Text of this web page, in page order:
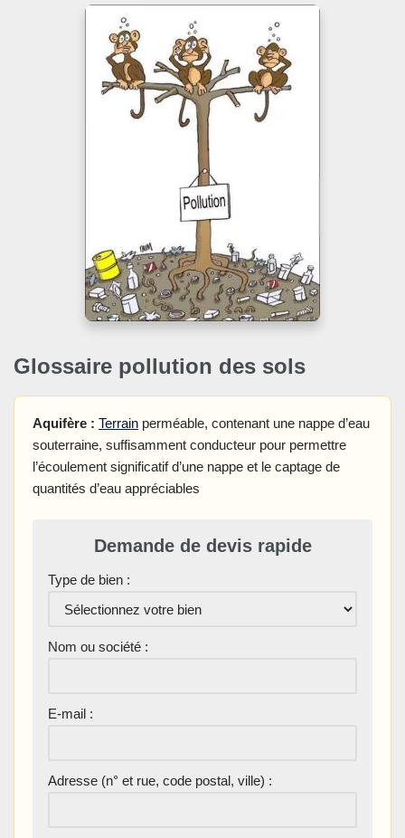
Glossaire pollution des sols
Aquifère : Terrain perméable, contenant une nappe d’eau
souterraine, suffisamment conducteur pour permettre
l’écoulement significatif d’une nappe et le captage de
quantités d’eau appréciables
Demande de devis rapide
Type de bien :
Nom ou société :
E-mail :
Adresse (n° et rue, code postal, ville) :